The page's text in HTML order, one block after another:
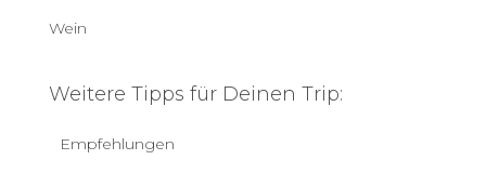
Wein
Weitere Tipps für Deinen Trip:
Empfehlungen